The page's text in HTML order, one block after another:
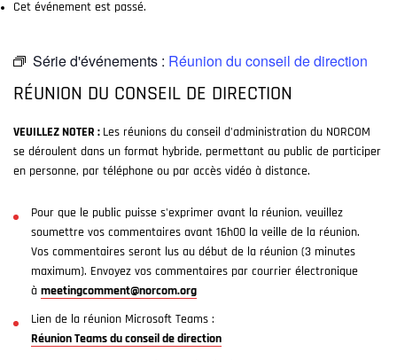
Cet événement est passé.
Série d'événements : Réunion du conseil de direction
RÉUNION DU CONSEIL DE DIRECTION
VEUILLEZ NOTER : Les réunions du conseil d'administration du NORCOM
se déroulent dans un format hybride, permettant au public de participer
en personne, par téléphone ou par accès vidéo à distance.
Pour que le public puisse s'exprimer avant la réunion, veuillez
soumettre vos commentaires avant 16h00 la veille de la réunion.
Vos commentaires seront lus au début de la réunion (3 minutes
maximum). Envoyez vos commentaires par courrier électronique
à meetingcomment@norcom.org
Lien de la réunion Microsoft Teams :
Réunion Teams du conseil de direction